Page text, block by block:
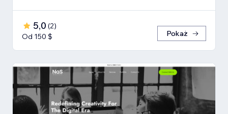
5,0 (2)
Od 150 $
Pokaż